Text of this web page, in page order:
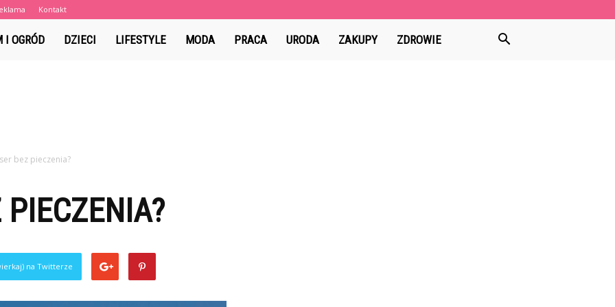
Kontakt
I OGRÓD DZIECI LIFESTYLE MODA PRACA URODA ZAKUPY ZDROWIE
bez pieczenia?
na Twitterze